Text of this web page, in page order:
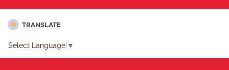
TRANSLATE
Select Language ▼